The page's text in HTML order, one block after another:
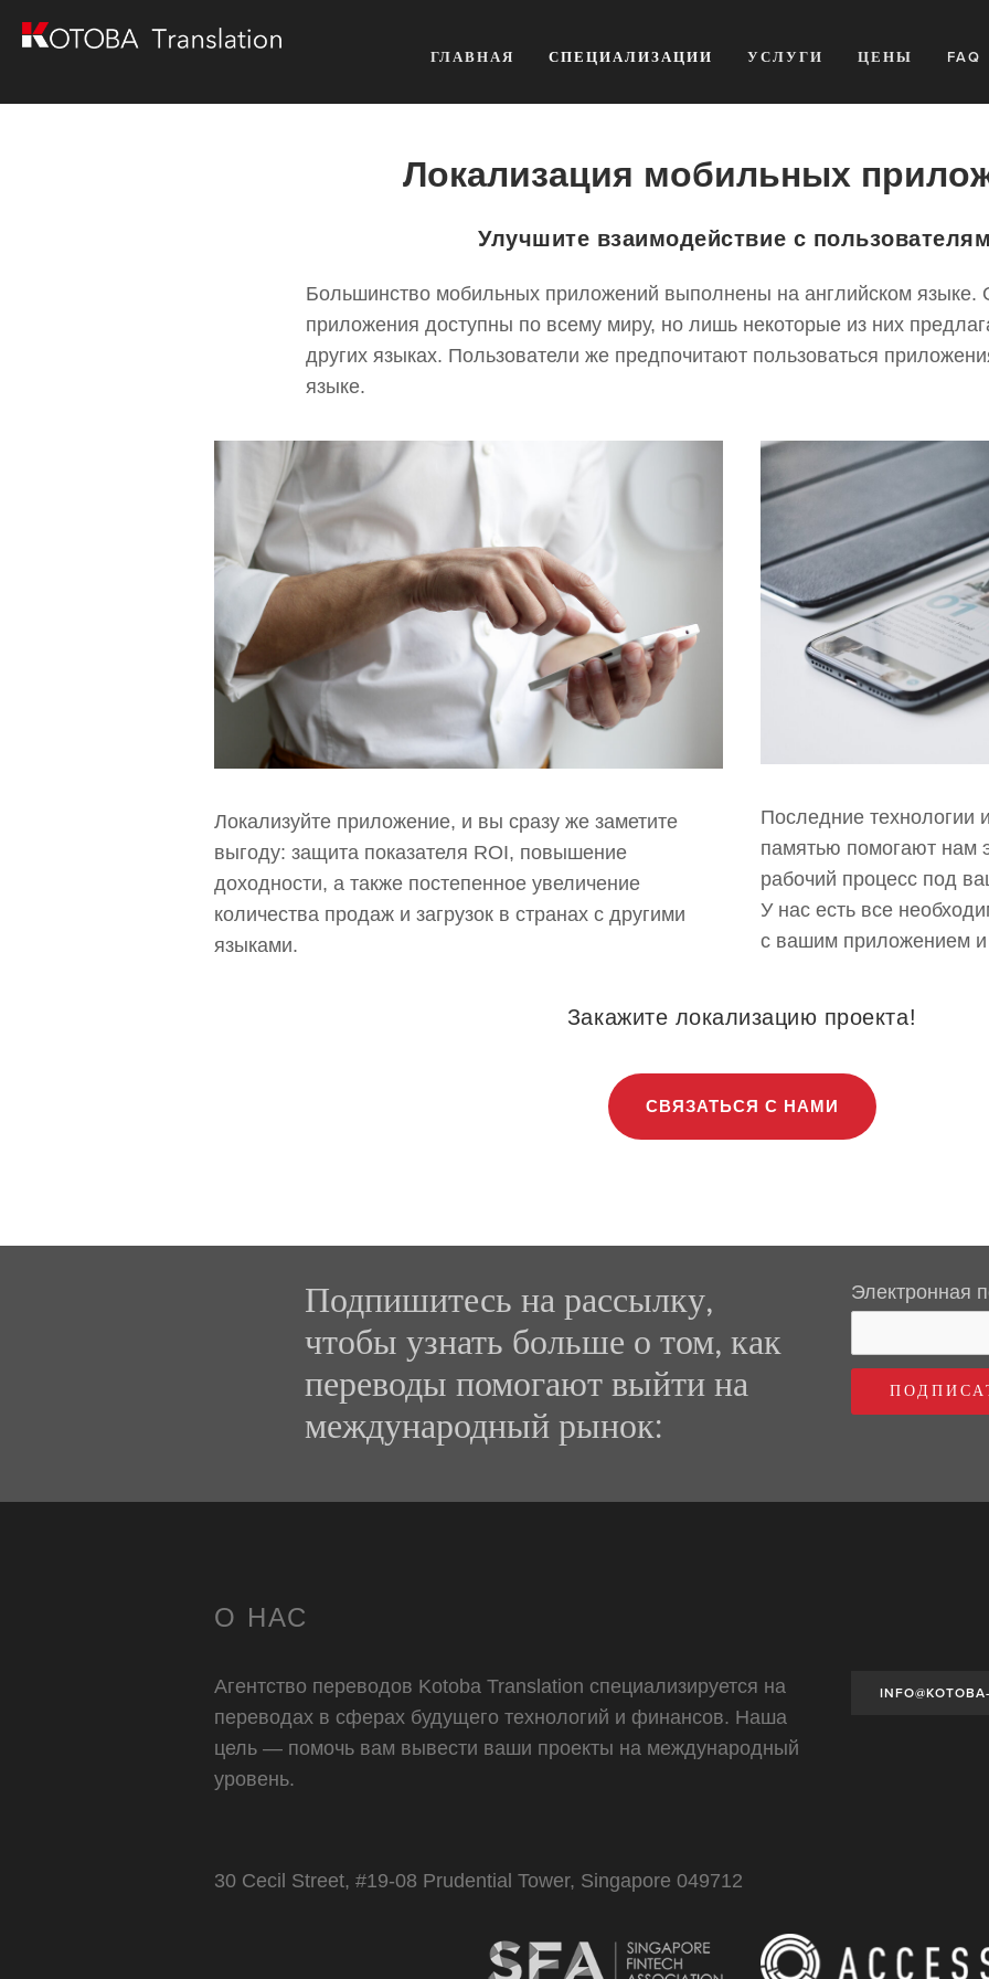
ГЛАВНАЯ СПЕЦИАЛИЗАЦИИ УСЛУГИ ЦЕНЫ FAQ
Локализация мобильных
Улучшите взаимодействие с
Большинство мобильных приложений выполнены на английском языке.
приложения доступны по всему миру, но лишь некоторые из них
других языках. Пользователи же предпочитают пользоваться
языке.
Локализуйте приложение, и вы сразу же заметите
выгоду: защита показателя ROI, повышение
доходности, а также постепенное увеличение
количества продаж и загрузок в странах с другими
языками.
Последние технологии
памятью помогают нам
рабочий процесс под
У нас есть все
с вашим приложением и
Закажите локализацию проекта!
СВЯЗАТЬСЯ С НАМИ
Подпишитесь на рассылку,
чтобы узнать больше о том, как
переводы помогают выйти на
международный рынок:
Электронная
О НАС
Агентство переводов Kotoba Translation специализируется на
переводах в сферах будущего технологий и финансов. Наша
цель — помочь вам вывести ваши проекты на международный
уровень.
30 Cecil Street, #19-08 Prudential Tower, Singapore 049712